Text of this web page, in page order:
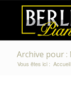
Archive pour :
Vous êtes ici : Accueil